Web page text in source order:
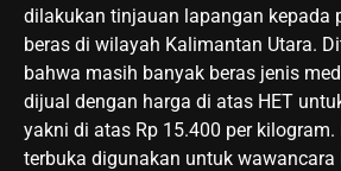
dilakukan tinjauan lapangan kepada
beras di wilayah Kalimantan Utara.
bahwa masih banyak beras jenis
dijual dengan harga di atas HET
yakni di atas Rp 15.400 per
terbuka digunakan untuk